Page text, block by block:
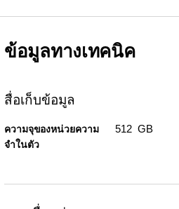
ข้อมูลทางเทคนิค
สื่อเก็บข้อมูล
ความจุของหน่วยความ
จำในตัว
512 GB